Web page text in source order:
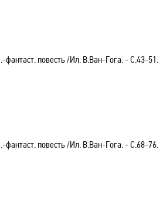
повесть /Ил. В.Ван-Гога. - С.43-51.
повесть /Ил. В.Ван-Гога. - С.68-76.